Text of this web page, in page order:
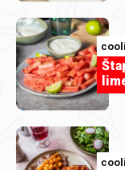
duka73
Za divan